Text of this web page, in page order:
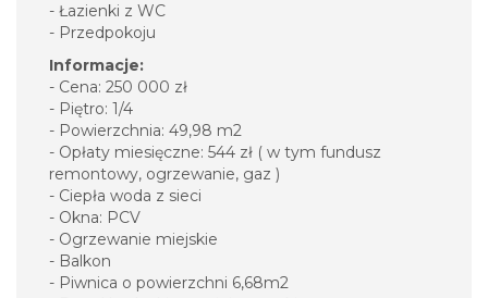
- Łazienki z WC
- Przedpokoju
Informacje:
- Cena: 250 000 zł
- Piętro: 1/4
- Powierzchnia: 49,98 m2
- Opłaty miesięczne: 544 zł ( w tym fundusz
remontowy, ogrzewanie, gaz )
- Ciepła woda z sieci
- Okna: PCV
- Ogrzewanie miejskie
- Balkon
- Piwnica o powierzchni 6,68m2